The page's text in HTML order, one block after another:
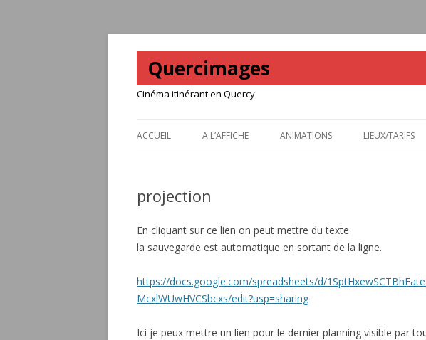
Quercimages
Cinéma itinérant en Quercy
ACCUEIL A L’AFFICHE ANIMATIONS LIEUX/TARIFS
projection
En cliquant sur ce lien on peut mettre du texte
la sauvegarde est automatique en sortant de la ligne.
https://docs.google.com/spreadsheets/d/
McxlWUwHVCSbcxs/edit?usp=sharing
Ici je peux mettre un lien pour le dernier planning visible par